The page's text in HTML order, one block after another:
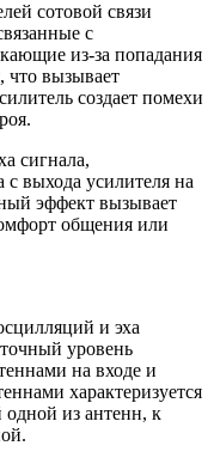
сотовой связи
с
из-за попадания
что вызывает
создает помехи
сигнала,
с выхода усилителя на
эффект вызывает
общения или
и эха
уровень
на входе и
характеризуется
из антенн, к